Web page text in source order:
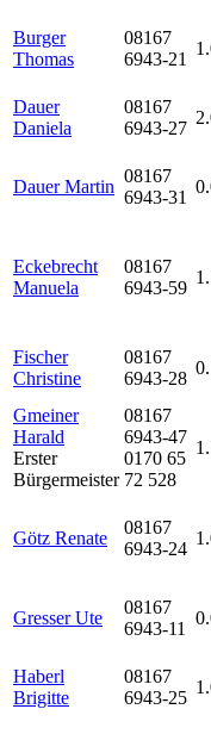
Burger
Thomas
08167
6943-21
Dauer
Daniela
08167
6943-27
Dauer Martin
08167
6943-31
Eckebrecht
Manuela
08167
6943-59
Fischer
Christine
08167
6943-28
Gmeiner
Harald
Erster
Bürgermeister
08167
6943-47
0170 65
72 528
Götz Renate
08167
6943-24
Gresser Ute
08167
6943-11
Haberl
Brigitte
08167
6943-25